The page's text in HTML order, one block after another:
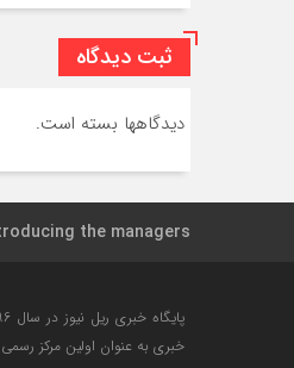
ثبت دیدگاه
دیدگاهها بسته است.
the managers
لیست کامل فضای مجازی
خبری به عنوان اولین مرکز